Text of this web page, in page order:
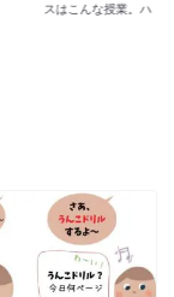
スはこんな授業。ハ...